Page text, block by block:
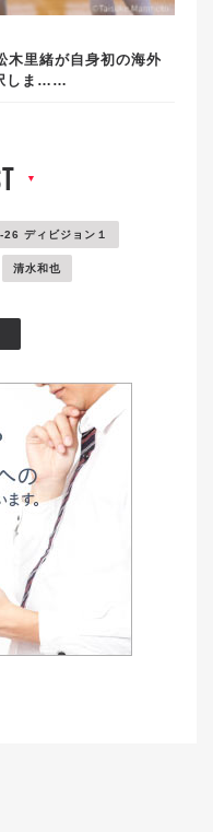
木里緒が自身初の海外
しま……
▼
ディビジョン１
清水和也